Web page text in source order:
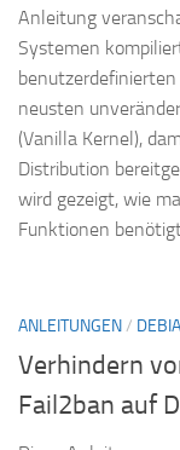
Anleitung
Systemen
neusten
(Vanilla Kernel),
Distribution
wird gezeigt, wie
Funktionen
ANLEITUNGEN/
Verhindern
Fail2ban auf